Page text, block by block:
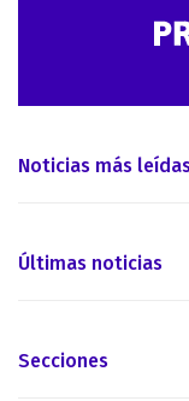
Noticias más
Últimas noticias
Secciones